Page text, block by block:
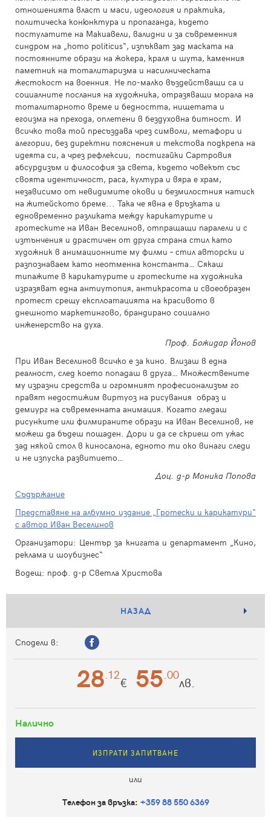
отношенията власт и маси, идеология и практика,
политическа конюнктура и пропаганда, където
постулатите на Макиавели, валидни и за съвременния
синдром на „homo politicus“, изпъкват зад маската на
постоянните образи на жокера, краля и шута, каменния
паметник на тоталитаризма и насилническата
жестокост на военния. Не по-малко въздействащи са и
социалните послания на художника, отразяващи морала на
тоталитарното време и бедността, нищетата и
егоизма на прехода, оплетени в бездуховна битност. И
всичко това той пресъздава чрез символи, метафори и
алегории, без директни пояснения и текстова подкрепа на
идеята си, а чрез рефлексии, постигайки Сартровия
абсурдизъм и философия за света, където човекът със
своята идентичност, раса, култура и вяра е храм,
независимо от невидимите окови и безмилостния натиск
на житейското бреме... Така че явна е връзката и
едновременно разликата между карикатурите и
гротеските на Иван Веселинов, отпращащи паралели и с
изтънчения и драстичен от друга страна стил като
художник в анимационните му филми – стил авторски и
разпознаваем като неотменна константа… Сякаш
типажите в карикатурите и гротеските на художника
изразяват една антиутопия, антикрасота и своеобразен
протест срещу експлоатацията на красивото в
днешното маркетингово, брандирано социално
инженерство на духа.
Проф. Божидар Йонов
При Иван Веселинов всичко е за кино. Влизаш в една
реалност, след което попадаш в друга… Множествените
му изразни средства и огромният професионализъм го
правят недостижим виртуоз на рисувания образ и
демиург на съвременната анимация. Когато гледаш
рисунките или филмираните образи на Иван Веселинов, не
можеш да бъдеш пощаден. Дори и да се скриеш от ужас
зад някой стол в киносалона, едното ти око винаги следи
и не изпуска развитието…
Доц. д-р Моника Попова
Съдържание
Представяне на албумно издание „Гротески и карикатури“
с автор Иван Веселинов
Организатори: Център за книгата и департамент „Кино,
реклама и шоубизнес“
Водещ: проф. д-р Светла Христова
НАЗАД
Сподели в:
28 .12€ 55 .00лв.
Налично
ИЗПРАТИ ЗАПИТВАНЕ
или
Телефон за връзка: +359 88 550 6369